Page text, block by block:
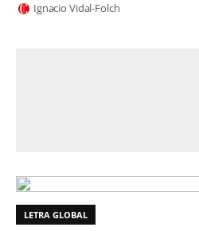
Ignacio Vidal-Folch
LETRA GLOBAL